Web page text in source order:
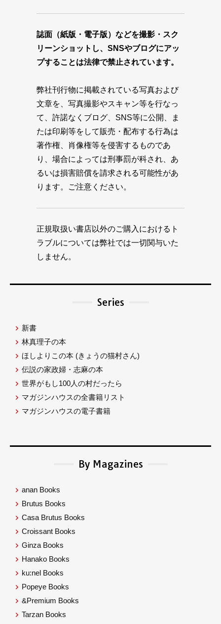
誌面（紙版・電子版）などを撮影・スク
リーンショットし、SNSやブログにアッ
プすることは法律で禁止されています。
弊社刊行物に掲載されている写真および
文章を、写真撮影やスキャン等を行なっ
て、許諾なくブログ、SNS等に公開、ま
たは印刷等をして販売・配布する行為は
著作権、肖像権等を侵害するものであ
り、場合によっては刑事罰が科され、あ
るいは損害賠償を請求される可能性があ
ります。ご注意ください。
正規取扱い書店以外のご購入におけるト
ラブルについては弊社では一切関与いた
しません。
Series
新書
林真理子の本
ほしよりこの本 (きょうの猫村さん)
伝説の家政婦・志麻の本
世界がもし100人の村だったら
マガジンハウスの全書籍リスト
マガジンハウスの電子書籍
By Magazines
anan Books
Brutus Books
Casa Brutus Books
Croissant Books
Ginza Books
Hanako Books
ku:nel Books
Popeye Books
&Premium Books
Tarzan Books